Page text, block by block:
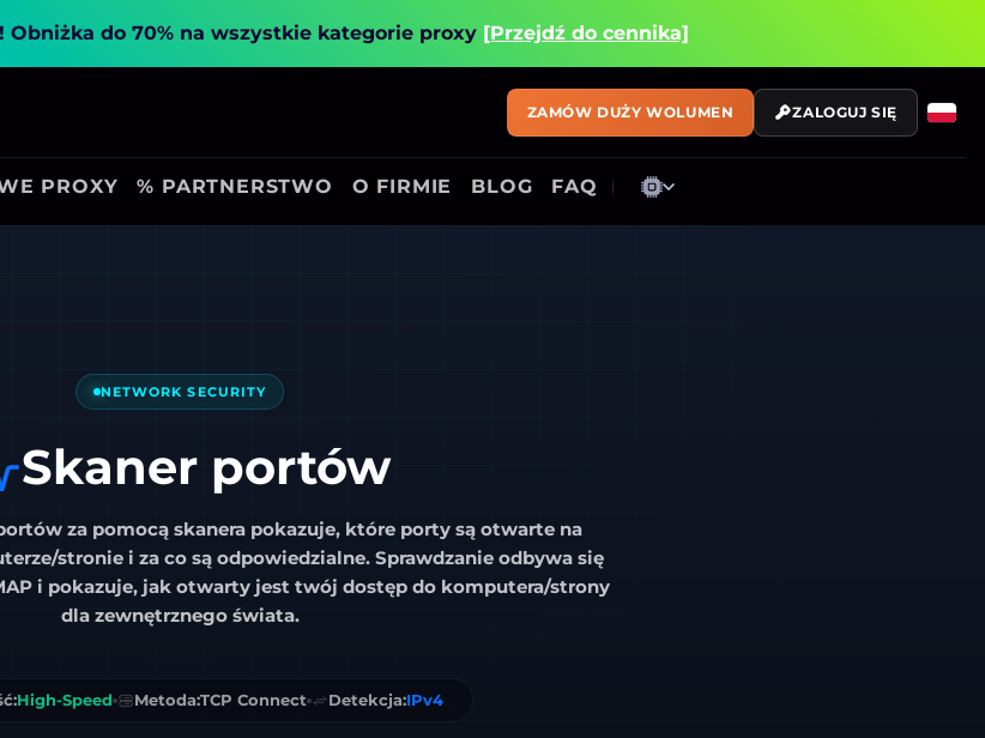
Obniżka do 70% na wszystkie kategorie proxy [Przejdź do cennika]
PROXY % PARTNERSTWO O FIRMIE BLOG FAQ
ZAMÓW DUŻY WOLUMEN ZALOGUJ SIĘ
NETWORK SECURITY
Skaner portów
za pomocą skanera pokazuje, które porty są otwarte na
stronie i za co są odpowiedzialne. Sprawdzanie odbywa się
i pokazuje, jak otwarty jest twój dostęp do komputera/strony
dla zewnętrznego świata.
High-Speed Metoda:TCP Connect Detekcja:IPv4